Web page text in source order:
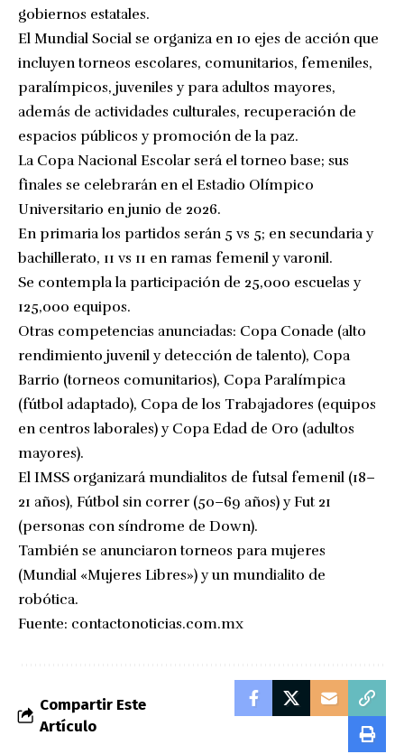
gobiernos estatales.
El Mundial Social se organiza en 10 ejes de acción que
incluyen torneos escolares, comunitarios, femeniles,
paralímpicos, juveniles y para adultos mayores,
además de actividades culturales, recuperación de
espacios públicos y promoción de la paz.
La Copa Nacional Escolar será el torneo base; sus
finales se celebrarán en el Estadio Olímpico
Universitario en junio de 2026.
En primaria los partidos serán 5 vs 5; en secundaria y
bachillerato, 11 vs 11 en ramas femenil y varonil.
Se contempla la participación de 25,000 escuelas y
125,000 equipos.
Otras competencias anunciadas: Copa Conade (alto
rendimiento juvenil y detección de talento), Copa
Barrio (torneos comunitarios), Copa Paralímpica
(fútbol adaptado), Copa de los Trabajadores (equipos
en centros laborales) y Copa Edad de Oro (adultos
mayores).
El IMSS organizará mundialitos de futsal femenil (18–
21 años), Fútbol sin correr (50–69 años) y Fut 21
(personas con síndrome de Down).
También se anunciaron torneos para mujeres
(Mundial «Mujeres Libres») y un mundialito de
robótica.
Fuente: contactonoticias.com.mx
Compartir Este
Artículo